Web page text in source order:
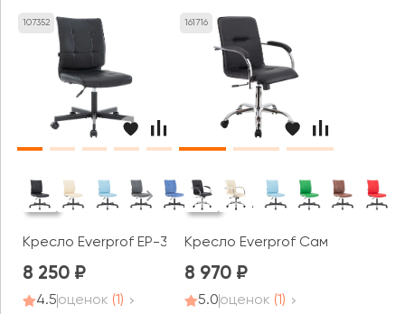
107352
Кресло Everprof EP-300
8 250
4.5оценок (1)
161716
Кресло Everprof Самба Т /
8 970
5.0оценок (1)